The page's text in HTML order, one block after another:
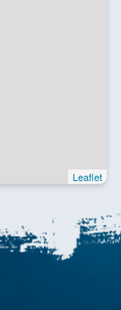
Leaflet